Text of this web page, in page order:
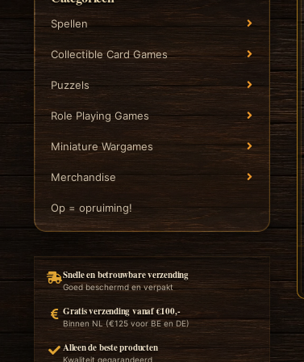
Spellen
Collectible Card Games
Puzzels
Role Playing Games
Miniature Wargames
Merchandise
Op = opruiming!
Snelle en betrouwbare verzending
Goed beschermd en verpakt
Gratis verzending vanaf €100,-
Binnen NL (€125 voor BE en DE)
Alleen de beste producten
Kwaliteit gegarandeerd